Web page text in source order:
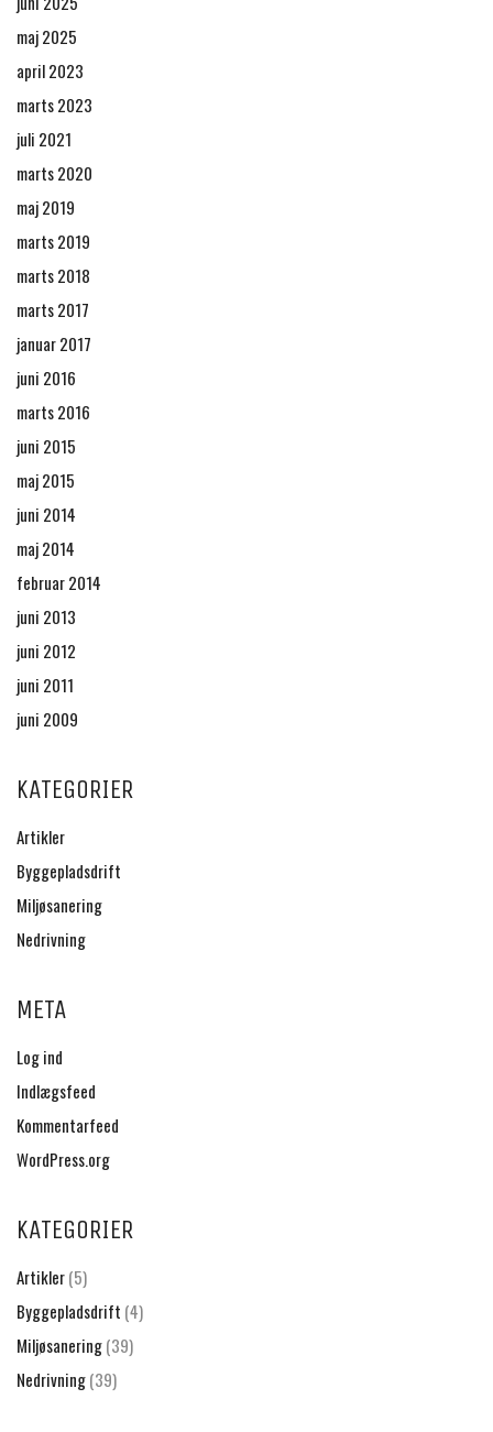
maj 2025
april 2023
marts 2023
juli 2021
marts 2020
maj 2019
marts 2019
marts 2018
marts 2017
januar 2017
juni 2016
marts 2016
juni 2015
maj 2015
juni 2014
maj 2014
februar 2014
juni 2013
juni 2012
juni 2011
juni 2009
KATEGORIER
Artikler
Byggepladsdrift
Miljøsanering
Nedrivning
META
Log ind
Indlægsfeed
Kommentarfeed
WordPress.org
KATEGORIER
Artikler(5)
Byggepladsdrift (4)
Miljøsanering(39)
Nedrivning(39)